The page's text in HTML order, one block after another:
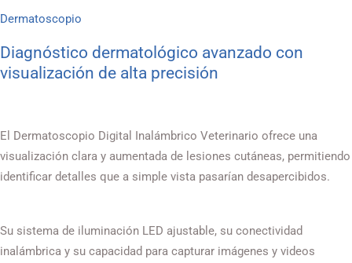
Dermatoscopio
Diagnóstico dermatológico avanzado con
visualización de alta precisión
El Dermatoscopio Digital Inalámbrico Veterinario ofrece una
visualización clara y aumentada de lesiones cutáneas, permitiendo
identificar detalles que a simple vista pasarían desapercibidos.
Su sistema de iluminación LED ajustable, su conectividad
inalámbrica y su capacidad para capturar imágenes y videos